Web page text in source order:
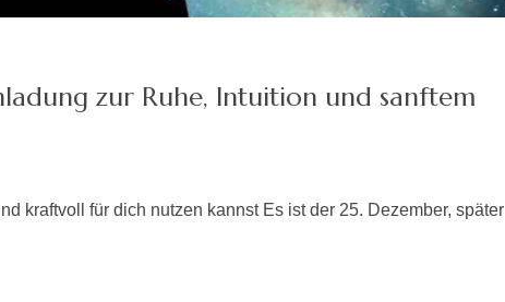
zur Ruhe, Intuition und sanftem
kraftvoll für dich nutzen kannst Es ist der 25. Dezember, später